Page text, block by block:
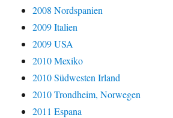
2008 Nordspanien
2009 Italien
2009 USA
2010 Mexiko
2010 Südwesten Irland
2010 Trondheim, Norwegen
2011 Espana